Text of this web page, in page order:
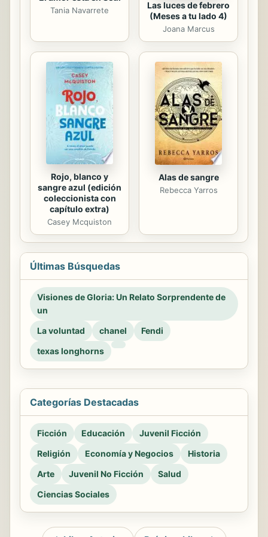
Tania Navarrete
Las luces de febrero
(Meses a tu lado 4)
Joana Marcus
Rojo, blanco y
sangre azul (edición
coleccionista con
capítulo extra)
Casey Mcquiston
Alas de sangre
Rebecca Yarros
Últimas Búsquedas
Visiones de Gloria: Un Relato Sorprendente de
un
La voluntad
chanel
Fendi
texas longhorns
Categorías Destacadas
Ficción Educación
Juvenil Ficción
Religión
Economía y Negocios
Historia
Arte
Juvenil No Ficción
Salud
Ciencias Sociales